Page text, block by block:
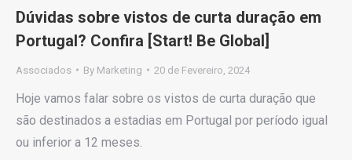
Dúvidas sobre vistos de curta duração em
Portugal? Confira [Start! Be Global]
Associados By Marketing 20 de Fevereiro, 2024
Hoje vamos falar sobre os vistos de curta duração que
são destinados a estadias em Portugal por período igual
ou inferior a 12 meses.